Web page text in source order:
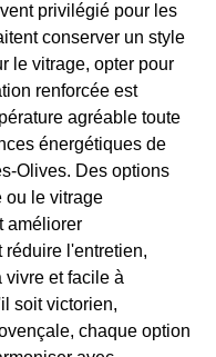
privilégié pour les
conserver un style
le vitrage, opter pour
renforcée est
agréable toute
énergétiques de
Olives. Des options
ou le vitrage
améliorer
réduire l'entretien,
vivre et facile à
soit victorien,
chaque option